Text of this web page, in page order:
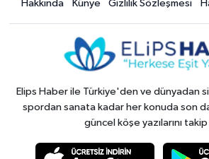
Hakkında Künye Gizlilik Sözleşmesi
Elips Haber ile Türkiye'den ve dünyadan
spordan sanata kadar her konuda son
güncel köşe yazılarını